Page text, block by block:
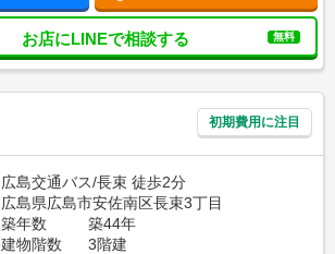
お店にLINEで相談する 無料
初期費用に注目
広島交通バス/長束 徒歩2分
広島県広島市安佐南区長束3丁目
築年数
築44年
建物階数
3階建